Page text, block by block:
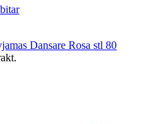
Dansare Rosa stl 80